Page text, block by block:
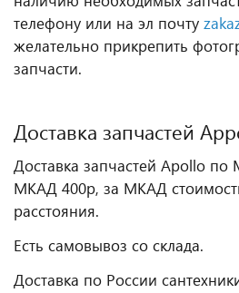
телефону или на эл почту
желательно прикрепить
запчасти.
Доставка запчастей
Доставка запчастей Apollo по
МКАД 400р, за МКАД
расстояния.
Есть самовывоз со склада.
Доставка по России